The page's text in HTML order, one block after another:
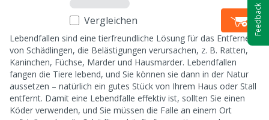
Vergleichen
Lebendfallen sind eine tierfreundliche Lösung für das Entfernen
von Schädlingen, die Belästigungen verursachen, z. B. Ratten,
Kaninchen, Füchse, Marder und Hausmarder. Lebendfallen
fangen die Tiere lebend, und Sie können sie dann in der Natur
aussetzen – natürlich ein gutes Stück von Ihrem Haus oder Stall
entfernt. Damit eine Lebendfalle effektiv ist, sollten Sie einen
Köder verwenden, und Sie müssen die Falle an einem Ort
Feedback